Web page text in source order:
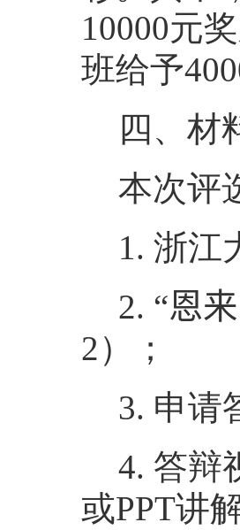
10000元
班给予4
四、材
本次评
1.浙江
2. “恩
2）；
3. 申请
4. 答辩
或PPT讲